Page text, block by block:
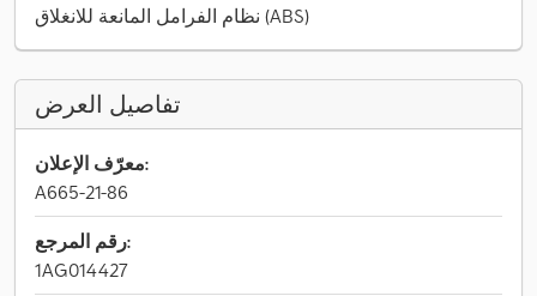
نظام الفرامل المانعة للانغلاق (ABS)
تفاصيل العرض
معرّف الإعلان:
A665-21-86
رقم المرجع:
1AG014427